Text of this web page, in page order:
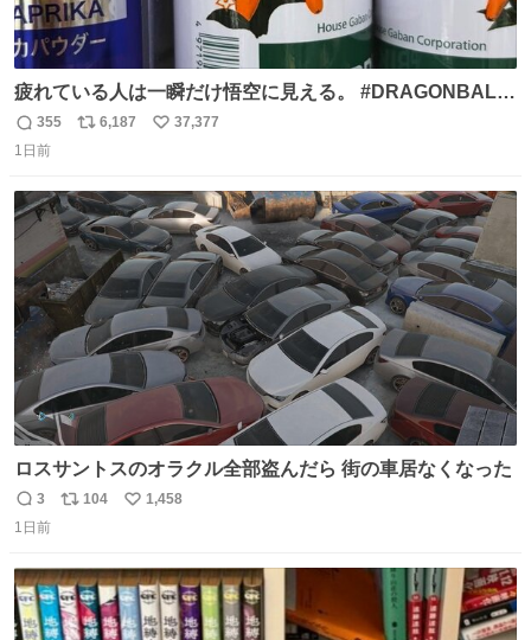
疲れている人は一瞬だけ悟空に見える。 #DRAGONBALL
#ドラゴンボール
返
信
355
リ
ト
数
6,187
い
数
37,377
1日前
ロスサントスのオラクル全部盗んだら 街の車居なくなった
返
信
3
リ
ト
数
104
い
数
1,458
1日前